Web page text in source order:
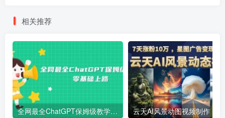
相关推荐
全网最全ChatGPT保姆级教学，零基础上路